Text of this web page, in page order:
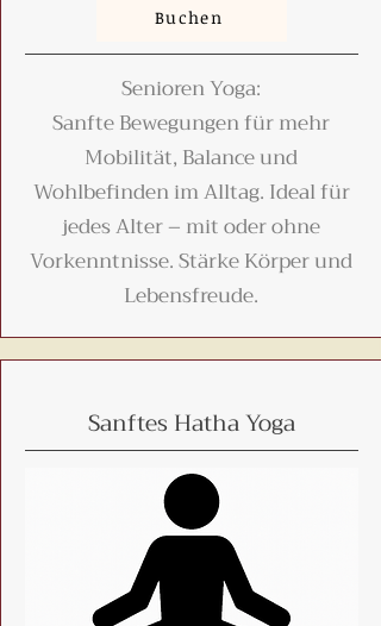
Buchen
Senioren Yoga:
Sanfte Bewegungen für mehr
Mobilität, Balance und
Wohlbefinden im Alltag. Ideal für
jedes Alter – mit oder ohne
Vorkenntnisse. Stärke Körper und
Lebensfreude.
Sanftes Hatha Yoga